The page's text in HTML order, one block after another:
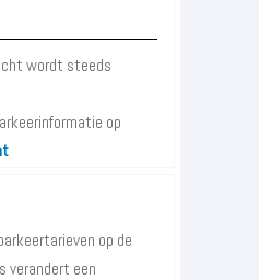
wordt steeds
op
op de
verandert een